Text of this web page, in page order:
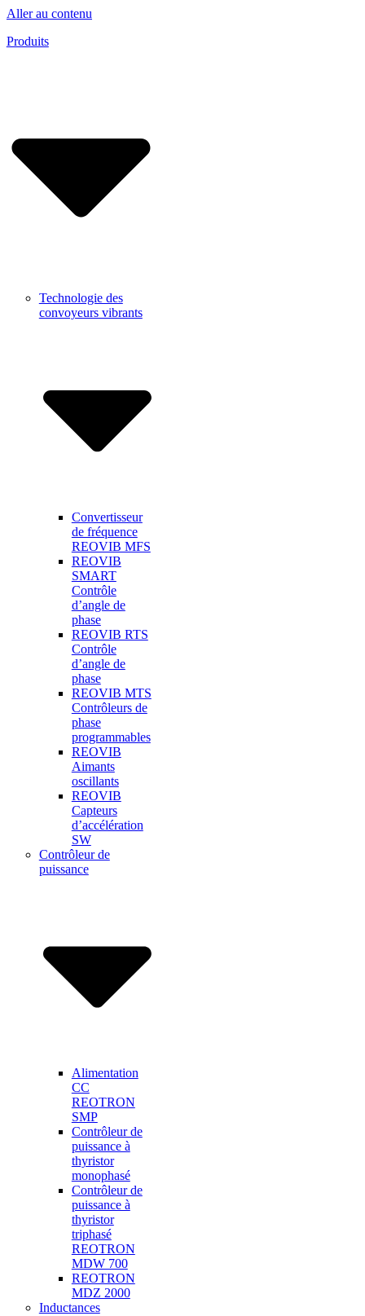
Aller au contenu
Produits
Technologie des
convoyeurs vibrants
Convertisseur
de fréquence
REOVIB MFS
REOVIB
SMART
Contrôle
d’angle de
phase
REOVIB RTS
Contrôle
d’angle de
phase
REOVIB MTS
Contrôleurs de
phase
programmables
REOVIB
Aimants
oscillants
REOVIB
Capteurs
d’accélération
SW
Contrôleur de
puissance
Alimentation
CC
REOTRON
SMP
Contrôleur de
puissance à
thyristor
monophasé
Contrôleur de
puissance à
thyristor
triphasé
REOTRON
MDW 700
REOTRON
MDZ 2000
Inductances